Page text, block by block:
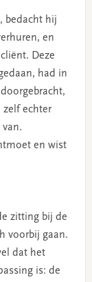
bedacht hij
en
Deze
had in
zelf echter
en wist
zitting bij de
voorbij gaan.
dat het
is: de